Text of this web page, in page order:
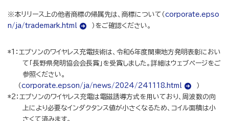
※本リリース上の他者商標の帰属先は、商標について（corporate.epso
n/ja/trademark.html
）をご確認ください。
*1：エプソンのワイヤレス充電技術は、令和6年度関東地方発明表彰におい
て「長野県発明協会会長賞」を受賞しました。詳細はウェブページをご
参照ください。
（corporate.epson/ja/news/2024/241118.html
）
*2：エプソンのワイヤレス充電は電磁誘導方式を用いており、周波数の向
上により必要なインダクタンス値が小さくなるため、コイル面積は小
さくて済みます。